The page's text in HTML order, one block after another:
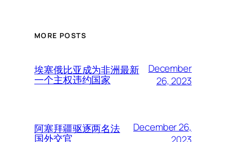
MORE POSTS
埃塞俄比亚成为非洲最新
一个主权违约国家
December
26, 2023
阿塞拜疆驱逐两名法
国外交官
December 26,
2023